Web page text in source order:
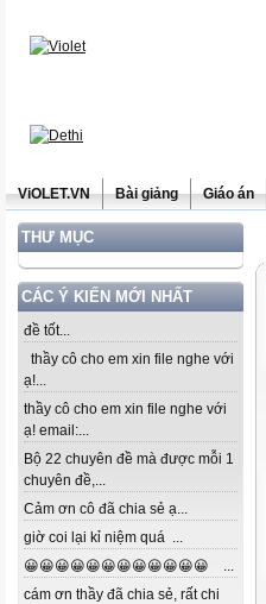
ViOLET.VN Bài giảng Giáo án
THƯ MỤC
CÁC Ý KIẾN MỚI NHẤT
đề tốt...
thầy cô cho em xin file nghe với
ạ!...
thầy cô cho em xin file nghe với
ạ! email:...
Bộ 22 chuyên đề mà được mỗi 1
chuyên đề,...
Cảm ơn cô đã chia sẻ ạ...
giờ coi lại kỉ niệm quá ...
😀😀😀😀😀😀😀😀😀😀😀😀 ...
cám ơn thầy đã chia sẻ, rất chi